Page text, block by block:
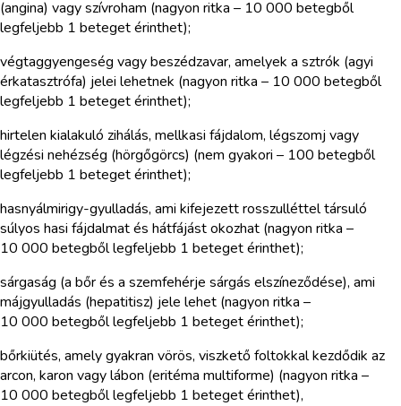
(angina) vagy szívroham (nagyon ritka – 10 000 betegből
legfeljebb 1 beteget érinthet);
végtaggyengeség vagy beszédzavar, amelyek a sztrók (agyi
érkatasztrófa) jelei lehetnek (nagyon ritka – 10 000 betegből
legfeljebb 1 beteget érinthet);
hirtelen kialakuló zihálás, mellkasi fájdalom, légszomj vagy
légzési nehézség (hörgőgörcs) (nem gyakori – 100 betegből
legfeljebb 1 beteget érinthet);
hasnyálmirigy-gyulladás, ami kifejezett rosszulléttel társuló
súlyos hasi fájdalmat és hátfájást okozhat (nagyon ritka –
10 000 betegből legfeljebb 1 beteget érinthet);
sárgaság (a bőr és a szemfehérje sárgás elszíneződése), ami
májgyulladás (hepatitisz) jele lehet (nagyon ritka –
10 000 betegből legfeljebb 1 beteget érinthet);
bőrkiütés, amely gyakran vörös, viszkető foltokkal kezdődik az
arcon, karon vagy lábon (eritéma multiforme) (nagyon ritka –
10 000 betegből legfeljebb 1 beteget érinthet),